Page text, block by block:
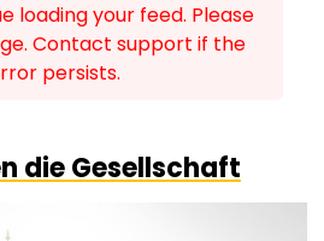
loading your feed. Please
Contact support if the
persists.
die Gesellschaft